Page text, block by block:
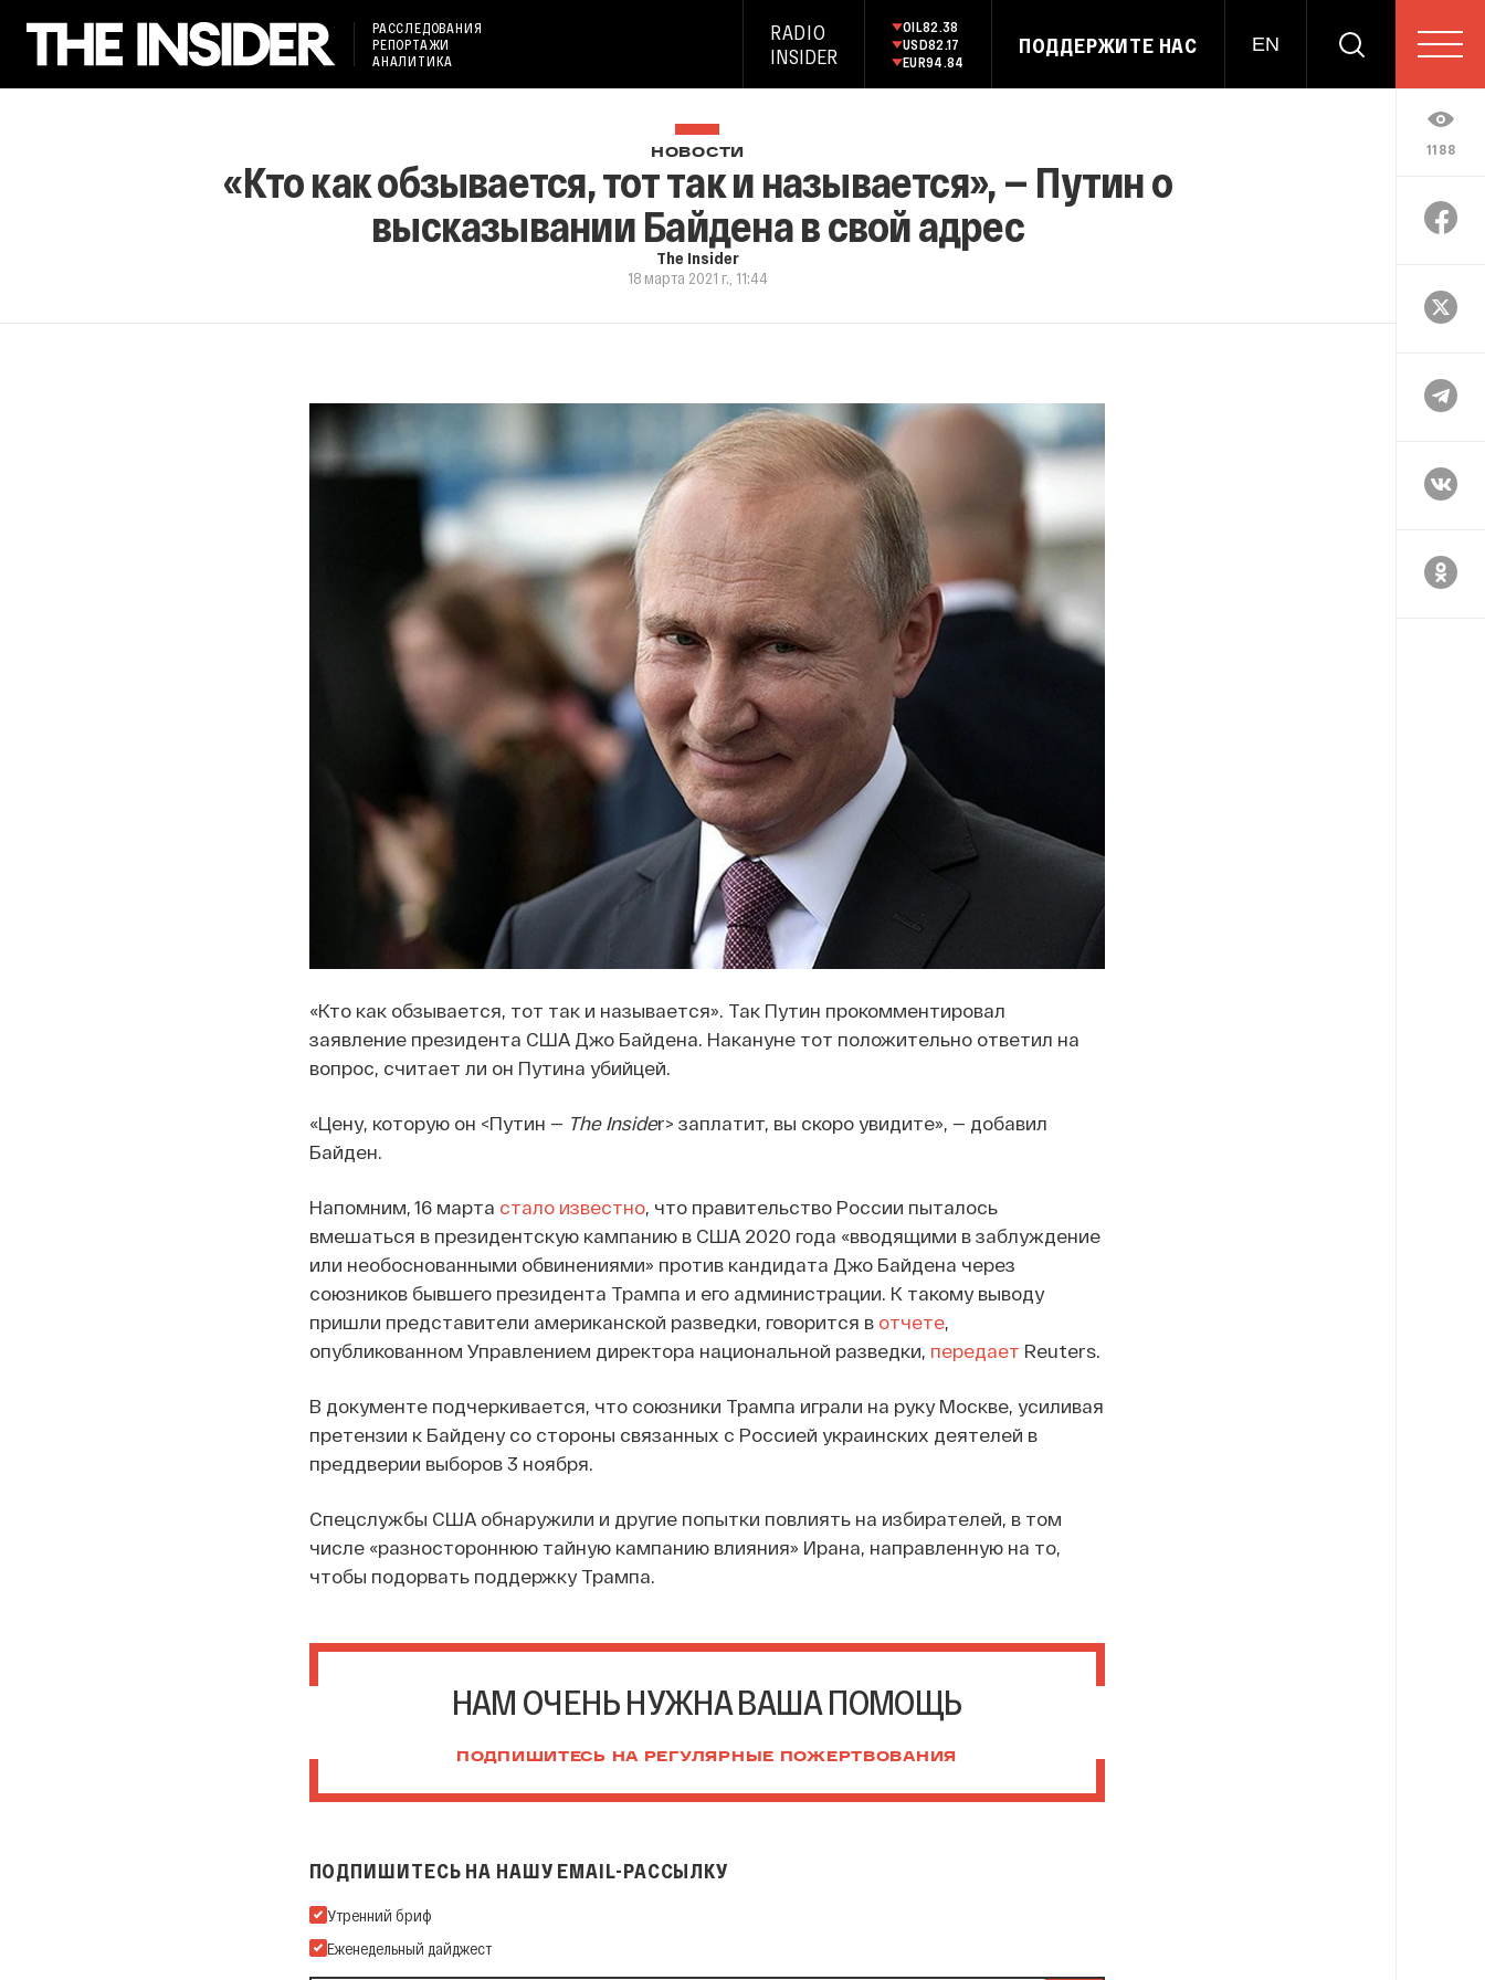
РАССЛЕДОВАНИЯ
РЕПОРТАЖИ
АНАЛИТИКА
RADIO
INSIDER
OIL82.38
USD82.17
EUR94.84
ПОДДЕРЖИТЕ НАС EN
1188
НОВОСТИ
«Кто как обзывается, тот так и называется», — Путин о
высказывании Байдена в свой адрес
The Insider
18 марта 2021 г., 11:44
«Кто как обзывается, тот так и называется». Так Путин прокомментировал
заявление президента США Джо Байдена. Накануне тот положительно ответил на
вопрос, считает ли он Путина убийцей.
«Цену, которую он <Путин — The Insider> заплатит, вы скоро увидите», — добавил
Байден.
Напомним, 16 марта стало известно, что правительство России пыталось
вмешаться в президентскую кампанию в США 2020 года «вводящими в заблуждение
или необоснованными обвинениями» против кандидата Джо Байдена через
союзников бывшего президента Трампа и его администрации. К такому выводу
пришли представители американской разведки, говорится в отчете,
опубликованном Управлением директора национальной разведки, передает Reuters.
В документе подчеркивается, что союзники Трампа играли на руку Москве, усиливая
претензии к Байдену со стороны связанных с Россией украинских деятелей в
преддверии выборов 3 ноября.
Спецслужбы США обнаружили и другие попытки повлиять на избирателей, в том
числе «разностороннюю тайную кампанию влияния» Ирана, направленную на то,
чтобы подорвать поддержку Трампа.
НАМ ОЧЕНЬ НУЖНА ВАША ПОМОЩЬ
ПОДПИШИТЕСЬ НА РЕГУЛЯРНЫЕ ПОЖЕРТВОВАНИЯ
ПОДПИШИТЕСЬ НА НАШУ EMAIL-РАССЫЛКУ
Подпишитесь на нашу Email-рассылку
Утренний бриф
Еженедельный дайджест